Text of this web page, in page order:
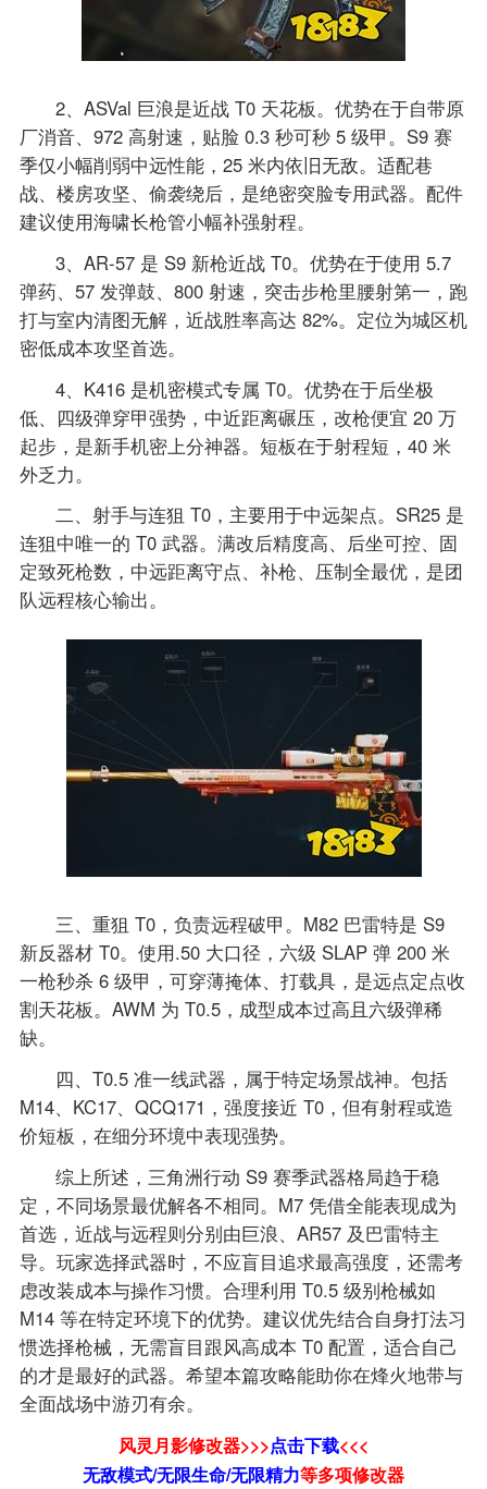
2、ASVal 巨浪是近战 T0 天花板。优势在于自带原
厂消音、972 高射速，贴脸 0.3 秒可秒 5 级甲。S9 赛
季仅小幅削弱中远性能，25 米内依旧无敌。适配巷
战、楼房攻坚、偷袭绕后，是绝密突脸专用武器。配件
建议使用海啸长枪管小幅补强射程。
3、AR-57 是 S9 新枪近战 T0。优势在于使用 5.7
弹药、57 发弹鼓、800 射速，突击步枪里腰射第一，跑
打与室内清图无解，近战胜率高达 82%。定位为城区机
密低成本攻坚首选。
4、K416 是机密模式专属 T0。优势在于后坐极
低、四级弹穿甲强势，中近距离碾压，改枪便宜 20 万
起步，是新手机密上分神器。短板在于射程短，40 米
外乏力。
二、射手与连狙 T0，主要用于中远架点。SR25 是
连狙中唯一的 T0 武器。满改后精度高、后坐可控、固
定致死枪数，中远距离守点、补枪、压制全最优，是团
队远程核心输出。
三、重狙 T0，负责远程破甲。M82 巴雷特是 S9
新反器材 T0。使用.50 大口径，六级 SLAP 弹 200 米
一枪秒杀 6 级甲，可穿薄掩体、打载具，是远点定点收
割天花板。AWM 为 T0.5，成型成本过高且六级弹稀
缺。
四、T0.5 准一线武器，属于特定场景战神。包括
M14、KC17、QCQ171，强度接近 T0，但有射程或造
价短板，在细分环境中表现强势。
综上所述，三角洲行动 S9 赛季武器格局趋于稳
定，不同场景最优解各不相同。M7 凭借全能表现成为
首选，近战与远程则分别由巨浪、AR57 及巴雷特主
导。玩家选择武器时，不应盲目追求最高强度，还需考
虑改装成本与操作习惯。合理利用 T0.5 级别枪械如
M14 等在特定环境下的优势。建议优先结合自身打法习
惯选择枪械，无需盲目跟风高成本 T0 配置，适合自己
的才是最好的武器。希望本篇攻略能助你在烽火地带与
全面战场中游刃有余。
风灵月影修改器>>>点击下载<<<
无敌模式/无限生命/无限精力等多项修改器